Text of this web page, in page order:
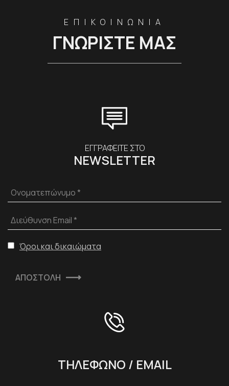
ΕΠΙΚΟΙΝΩΝΙΑ
ΓΝΩΡΙΣΤΕ ΜΑΣ
ΕΓΓΡΑΦΕΙΤΕ ΣΤΟ
NEWSLETTER
Ονοματεπώνυμο *
Διεύθυνση Email *
Όροι και δικαιώματα
ΑΠΟΣΤΟΛΗ
ΤΗΛΕΦΩΝΟ / EMAIL